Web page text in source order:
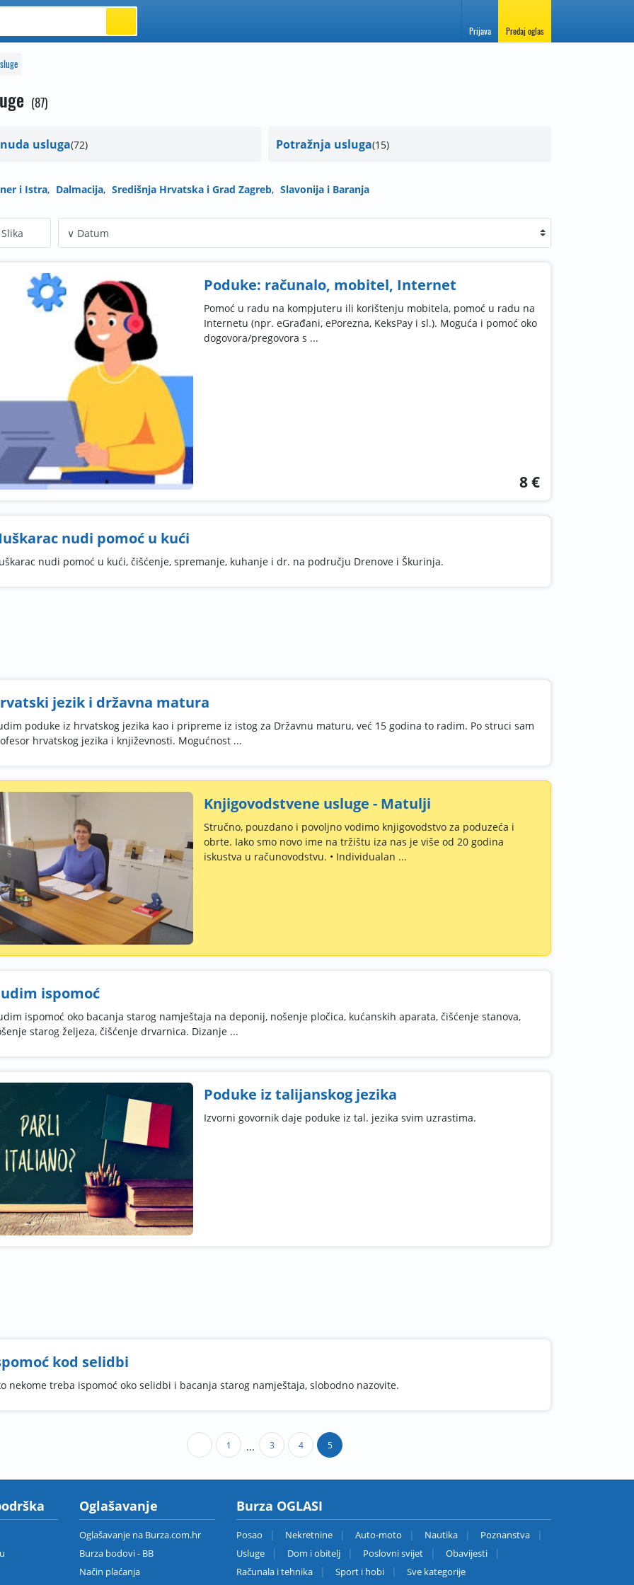
Prijava Predaj oglas
87
usluga 72 Potražnja usluga 15
i Istra Dalmacija Središnja Hrvatska i Grad Zagreb Slavonija i Baranja
Slika
Poduke: računalo, mobitel, Internet
Pomoć u radu na kompjuteru ili korištenju mobitela, pomoć u radu na
Internetu (npr. eGrađani, ePorezna, KeksPay i sl.). Moguća i pomoć oko
dogovora/pregovora s ...
8 €
nudi pomoć u kući
nudi pomoć u kući, čišćenje, spremanje, kuhanje i dr. na području Drenove i Škurinja.
jezik i državna matura
poduke iz hrvatskog jezika kao i pripreme iz istog za Državnu maturu, već 15 godina to radim. Po struci sam
hrvatskog jezika i književnosti. Mogućnost ...
Knjigovodstvene usluge - Matulji
Stručno, pouzdano i povoljno vodimo knjigovodstvo za poduzeća i
obrte. Iako smo novo ime na tržištu iza nas je više od 20 godina
iskustva u računovodstvu. • Individualan ...
ispomoć
ispomoć oko bacanja starog namještaja na deponij, nošenje pločica, kućanskih aparata, čišćenje stanova,
starog željeza, čišćenje drvarnica. Dizanje ...
Poduke iz talijanskog jezika
Izvorni govornik daje poduke iz tal. jezika svim uzrastima.
kod selidbi
nekome treba ispomoć oko selidbi i bacanja starog namještaja, slobodno nazovite.
1 ... 3 4 5
Oglašavanje
Oglašavanje na Burza.com.hr
Burza bodovi - BB
Način plaćanja
Burza OGLASI
Posao Nekretnine Auto-moto Nautika
Poznanstva
Usluge
Dom i obitelj Poslovni svijet
Obavijesti
Računala i tehnika
Sport i hobi Sve kategorije